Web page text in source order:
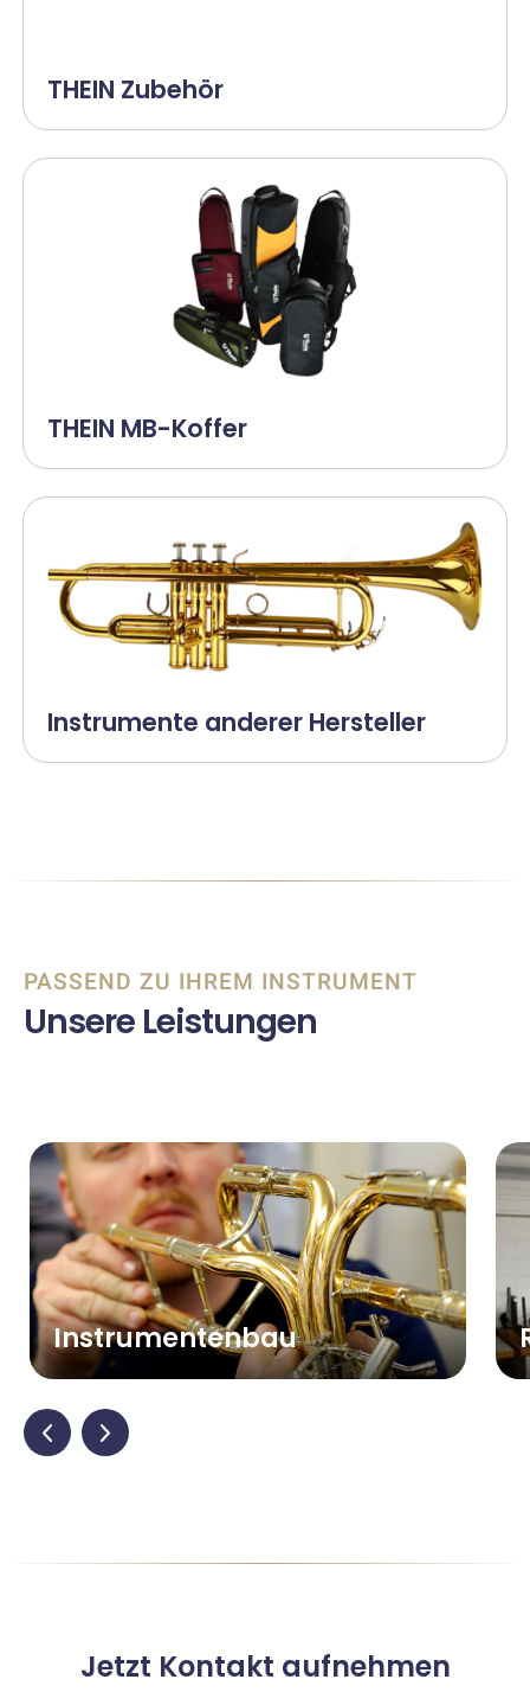
THEIN Zubehör
THEIN MB-Koffer
Instrumente anderer Hersteller
PASSEND ZU IHREM INSTRUMENT
Unsere Leistungen
Instrumentenbau
Jetzt Kontakt aufnehmen